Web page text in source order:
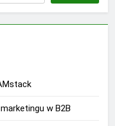
w B2B